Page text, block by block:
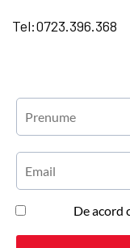
Tel:0723.396.368